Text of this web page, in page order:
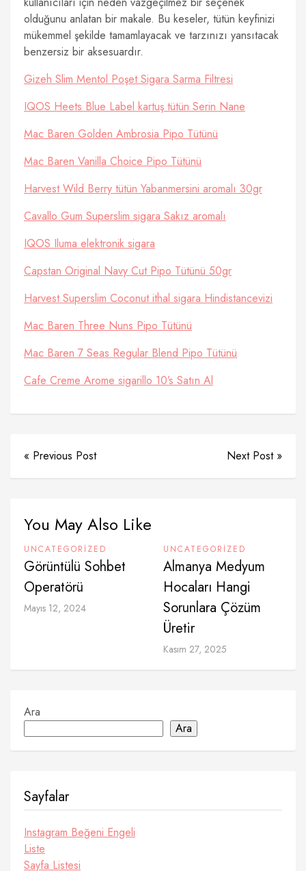
olduğunu anlatan bir makale. Bu keseler, tütün keyfinizi
mükemmel şekilde tamamlayacak ve tarzınızı yansıtacak
benzersiz bir aksesuardır.
Gizeh Slim Mentol Poşet Sigara Sarma Filtresi
IQOS Heets Blue Label kartuş tütün Serin Nane
Mac Baren Golden Ambrosia Pipo Tütünü
Mac Baren Vanilla Choice Pipo Tütünü
Harvest Wild Berry tütün Yabanmersini aromalı 30gr
Cavallo Gum Superslim sigara Sakız aromalı
IQOS Iluma elektronik sigara
Capstan Original Navy Cut Pipo Tütünü 50gr
Harvest Superslim Coconut ithal sigara Hindistancevizi
Mac Baren Three Nuns Pipo Tütünü
Mac Baren 7 Seas Regular Blend Pipo Tütünü
Cafe Creme Arome sigarillo 10’s Satın Al
« Previous Post Next Post »
You May Also Like
UNCATEGORIZED
Görüntülü Sohbet
Operatörü
Mayıs 12, 2024
UNCATEGORIZED
Almanya Medyum
Hocaları Hangi
Sorunlara Çözüm
Üretir
Kasım 27, 2025
Ara
Ara
Sayfalar
Instagram Beğeni Engeli
Liste
Sayfa Listesi